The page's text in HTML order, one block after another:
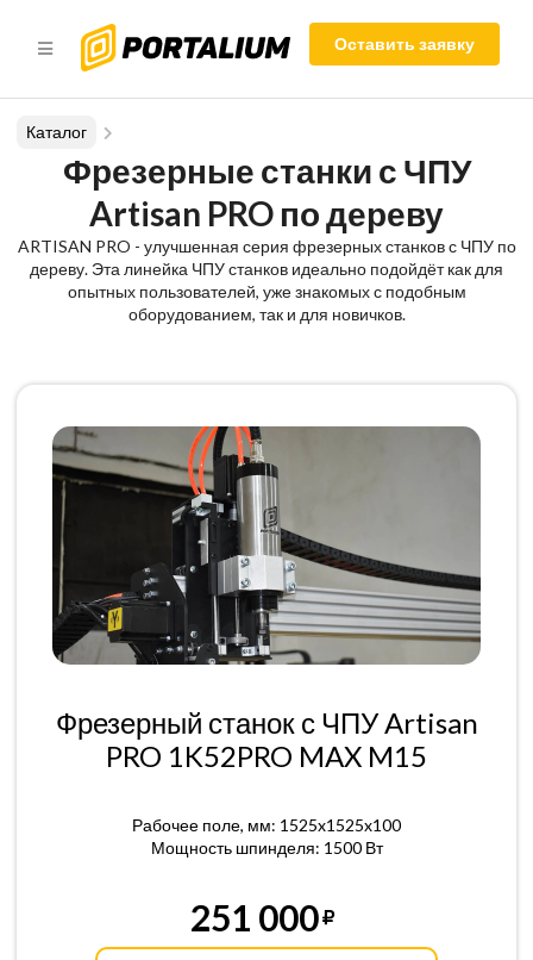
Оставить заявку
Каталог
Фрезерные станки с ЧПУ
Artisan PRO по дереву
ARTISAN PRO - улучшенная серия фрезерных станков с ЧПУ по
дереву. Эта линейка ЧПУ станков идеально подойдёт как для
опытных пользователей, уже знакомых с подобным
оборудованием, так и для новичков.
Фрезерный станок с ЧПУ Artisan
PRO 1K52PRO MAX M15
Рабочее поле, мм: 1525x1525x100
Мощность шпинделя: 1500 Вт
251 000